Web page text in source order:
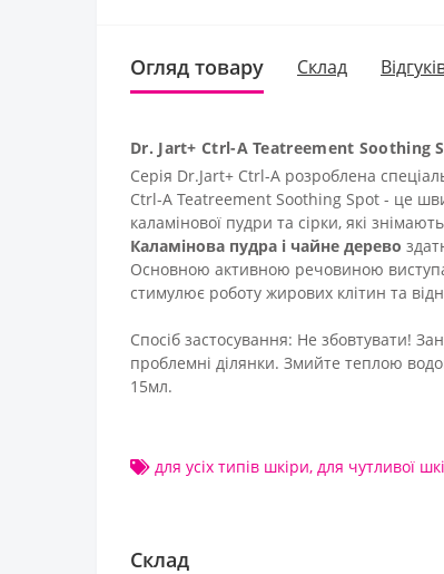
Огляд товару Склад
Dr. Jart+ Ctrl-A Teatreement Soothing
Серія Dr.Jart+ Ctrl-A розроблена
Ctrl-A Teatreement Soothing Spot - це
каламінової пудри та сірки, які
Каламінова пудра і чайне дерево
Основною активною речовиною
стимулює роботу жирових клітин та
Спосіб застосування: Не збовтувати!
проблемні ділянки. Змийте теплою
15мл.
для усіх типів шкіри, для чутливої
Склад